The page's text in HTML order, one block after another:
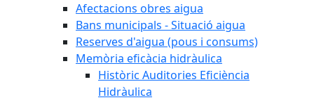
Afectacions obres aigua
Bans municipals - Situació aigua
Reserves d'aigua (pous i consums)
Memòria eficàcia hidràulica
Històric Auditories Eficiència
Hidràulica